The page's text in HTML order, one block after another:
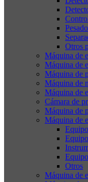
Otros
Máquina de
Máquina de
Máquina de
Máquina de
Máquina de
Cámara de
Máquina de
Máquina de
Otros
Máquina de